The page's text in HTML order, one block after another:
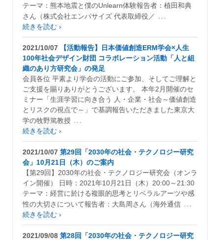
テーマ：熊本地震と僕のUnlearn体験報告者：植田和典
さん（株式会社エンパサイズ 代表取締役／ …
続きを読む ›
2021/10/07
【活動報告】日本価値創造ERM学会×人生
100年社会デザイン財団 コラボレーション活動「人と組
織のあり方研究会」の発足
会員各位 平素より学会の活動にご参加、そしてご理解と
ご支援を賜りありがとうございます。 本年2月開催のセ
ミナー「生涯学習に向き合う 人・企業・社会～価値創造
とリスクの視点で～」で基調報告いただきました東京大
学の牧野篤教授 …
続きを読む ›
2021/10/07 第29回「2030年の社会・テクノロジー研究
会」10月21日（木）のご案内
【第29回】2030年の社会・テクノロジー研究会（オンラ
イン開催） 日時：2021年10月21日（木）20:00～21:30
テーマ：経営に於ける複眼的思考とリベラルアーツや感
性の大切さについて報告者：大島周さん（海外通信 …
続きを読む ›
2021/09/08 第28回「2030年の社会・テクノロジー研究